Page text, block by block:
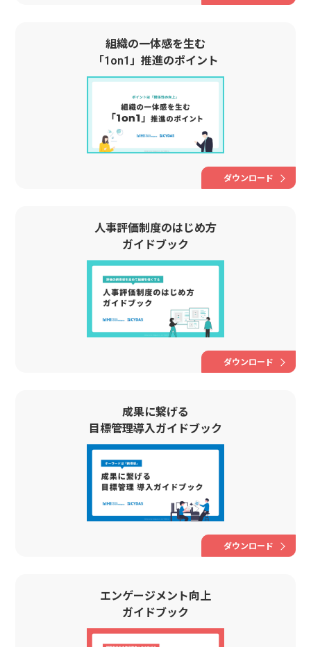
組織の一体感を生む
「1on1」推進のポイント
ダウンロード
人事評価制度のはじめ方
ガイドブック
ダウンロード
成果に繋げる
目標管理導入ガイドブック
ダウンロード
エンゲージメント向上
ガイドブック